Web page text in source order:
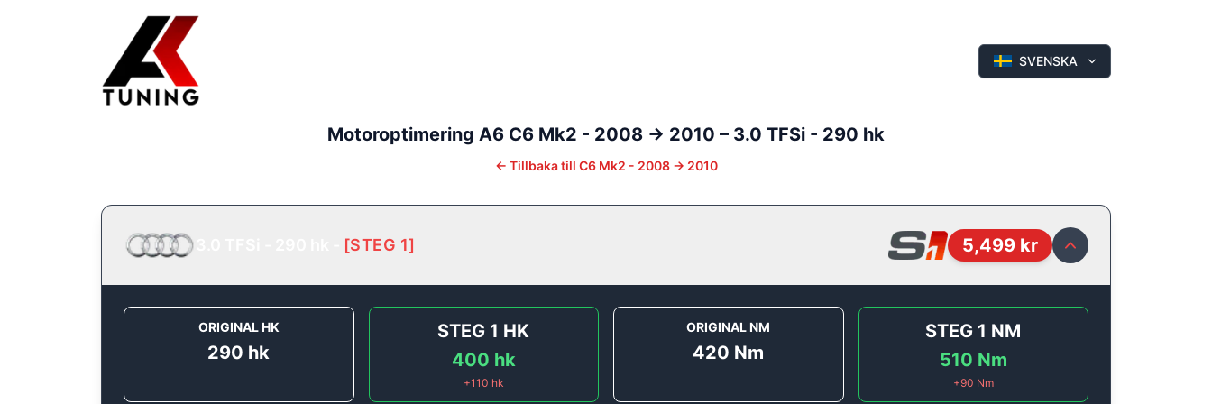
SVENSKA
Motoroptimering A6 C6 Mk2 - 2008 -> 2010 – 3.0 TFSi - 290 hk
← Tillbaka till C6 Mk2 - 2008 -> 2010
[STEG 1] 5,499 kr
ORIGINAL HK
290 hk
STEG 1 HK
400 hk
+110 hk
ORIGINAL NM
420 Nm
STEG 1 NM
510 Nm
+90 Nm